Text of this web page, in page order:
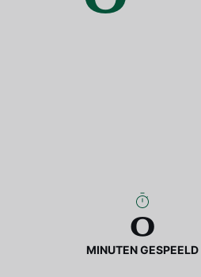
0
MINUTEN GESPEELD